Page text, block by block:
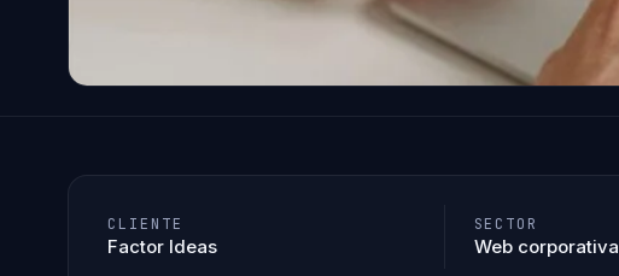
CLIENTE
Factor Ideas
SECTOR
Web corporativa